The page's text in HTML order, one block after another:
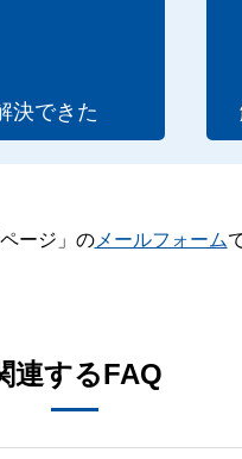
決できた
ージ」のメールフォーム
連するFAQ